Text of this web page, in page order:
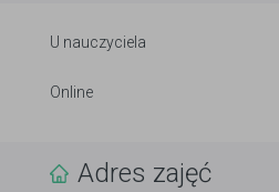
U nauczyciela
Online
Adres zajęć